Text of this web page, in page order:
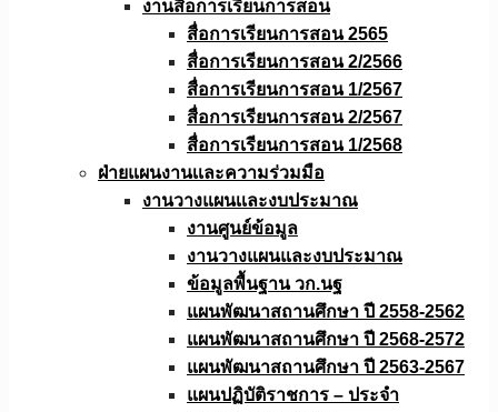
งานสื่อการเรียนการสอน
สื่อการเรียนการสอน 2565
สื่อการเรียนการสอน 2/2566
สื่อการเรียนการสอน 1/2567
สื่อการเรียนการสอน 2/2567
สื่อการเรียนการสอน 1/2568
ฝ่ายแผนงานเเละความร่วมมือ
งานวางแผนเเละงบประมาณ
งานศูนย์ข้อมูล
งานวางแผนและงบประมาณ
ข้อมูลพื้นฐาน วก.นฐ
แผนพัฒนาสถานศึกษา ปี 2558-2562
แผนพัฒนาสถานศึกษา ปี 2568-2572
แผนพัฒนาสถานศึกษา ปี 2563-2567
แผนปฏิบัติราชการ – ประจำ